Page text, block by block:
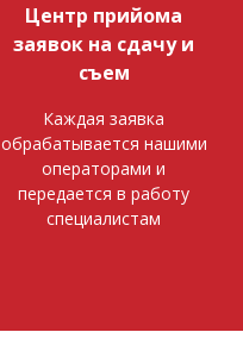
Центр прийома
заявок на сдачу и
съем
Каждая заявка
обрабатывается нашими
операторами и
передается в работу
специалистам